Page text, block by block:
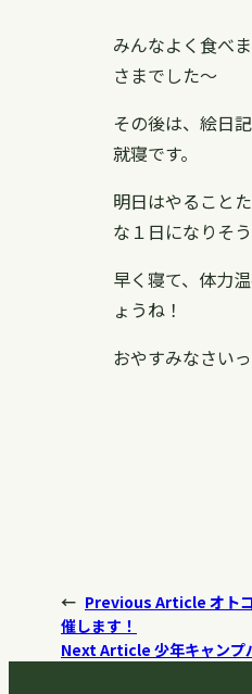
みんなよく食べ
さまでした〜
その後は、絵日
就寝です。
明日はやること
な１日になりそう
早く寝て、体力
ょうね！
おやすみなさいっ
← Previous Article オト
催します！
Next Article 少年キャンプ